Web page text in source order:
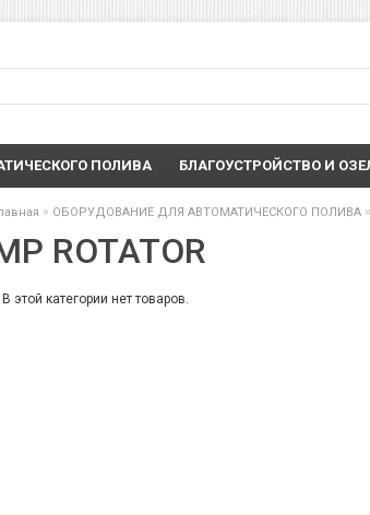
ПОЛИВА БЛАГОУСТРОЙСТВО И
» ОБОРУДОВАНИЕ ДЛЯ АВТОМАТИЧЕСКОГО ПОЛИВА »
ROTATOR
В этой категории нет товаров.